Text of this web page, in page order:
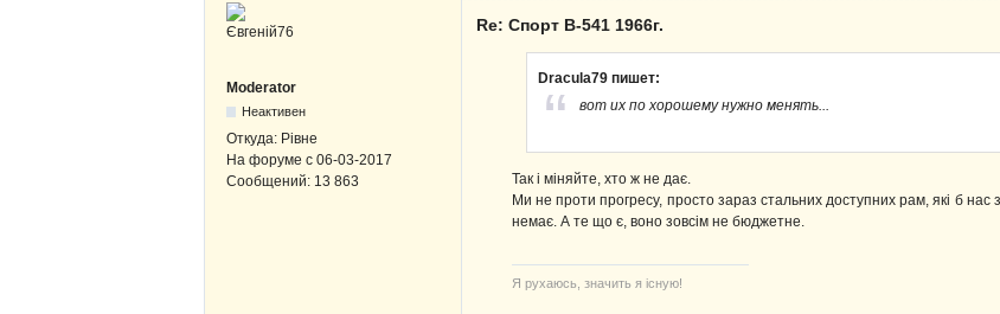
Moderator
Неактивен
Откуда: Рівне
На форуме с 06-03-2017
Сообщений: 13 863
Re: Спорт В-541 1966г.
Dracula79 пишет:
вот их по хорошему нужно менять...
Так і міняйте, хто ж не дає.
Ми не проти прогресу, просто зараз стальних доступних рам, які б нас
немає. А те що є, воно зовсім не бюджетне.
Я рухаюсь, значить я існую!